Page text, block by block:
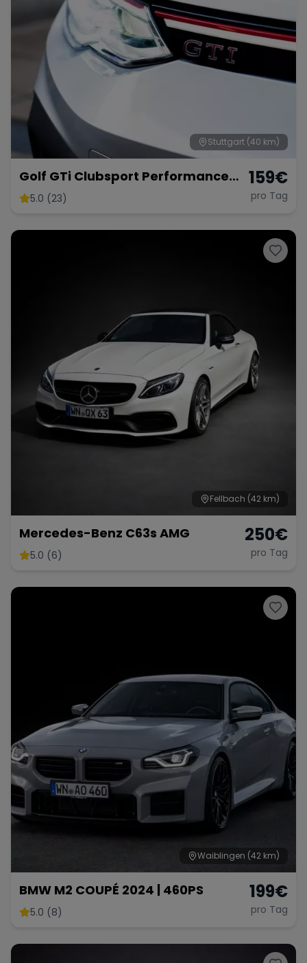
Stuttgart (40 km)
Golf GTi Clubsport Performance
Paket
5.0 (23)
159€
pro Tag
Fellbach (42 km)
Mercedes-Benz C63s AMG
5.0 (6)
250€
pro Tag
Waiblingen (42 km)
BMW M2 COUPÉ 2024 | 460PS
5.0 (8)
199€
pro Tag